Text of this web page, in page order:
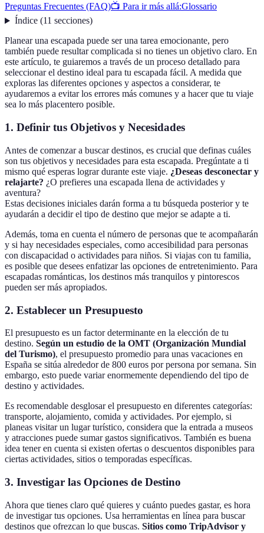
Preguntas Frecuentes (FAQ)📺 Para ir más allá:Glossario
Índice(11 secciones)
Planear una escapada puede ser una tarea emocionante, pero
también puede resultar complicada si no tienes un objetivo claro. En
este artículo, te guiaremos a través de un proceso detallado para
seleccionar el destino ideal para tu escapada fácil. A medida que
exploras las diferentes opciones y aspectos a considerar, te
ayudaremos a evitar los errores más comunes y a hacer que tu viaje
sea lo más placentero posible.
1. Definir tus Objetivos y Necesidades
Antes de comenzar a buscar destinos, es crucial que definas cuáles
son tus objetivos y necesidades para esta escapada. Pregúntate a ti
mismo qué esperas lograr durante este viaje. ¿Deseas desconectar y
relajarte? ¿O prefieres una escapada llena de actividades y
aventura?
Estas decisiones iniciales darán forma a tu búsqueda posterior y te
ayudarán a decidir el tipo de destino que mejor se adapte a ti.
Además, toma en cuenta el número de personas que te acompañarán
y si hay necesidades especiales, como accesibilidad para personas
con discapacidad o actividades para niños. Si viajas con tu familia,
es posible que desees enfatizar las opciones de entretenimiento. Para
escapadas románticas, los destinos más tranquilos y pintorescos
pueden ser más apropiados.
2. Establecer un Presupuesto
El presupuesto es un factor determinante en la elección de tu
destino. Según un estudio de la OMT (Organización Mundial
del Turismo), el presupuesto promedio para unas vacaciones en
España se sitúa alrededor de 800 euros por persona por semana. Sin
embargo, esto puede variar enormemente dependiendo del tipo de
destino y actividades.
Es recomendable desglosar el presupuesto en diferentes categorías:
transporte, alojamiento, comida y actividades. Por ejemplo, si
planeas visitar un lugar turístico, considera que la entrada a museos
y atracciones puede sumar gastos significativos. También es buena
idea tener en cuenta si existen ofertas o descuentos disponibles para
ciertas actividades, sitios o temporadas específicas.
3. Investigar las Opciones de Destino
Ahora que tienes claro qué quieres y cuánto puedes gastar, es hora
de investigar tus opciones. Usa herramientas en línea para buscar
destinos que ofrezcan lo que buscas. Sitios como TripAdvisor y